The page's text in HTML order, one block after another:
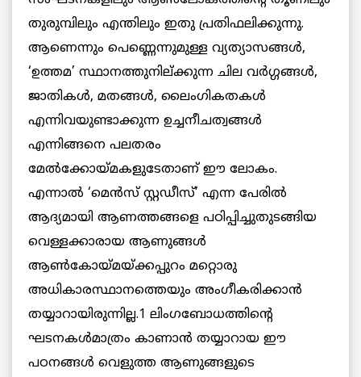
തുരുമ്പിലും എന്തിലും ഇതു പ്രതിഫലിക്കുന്നു.
ആണെന്നും പെണ്ണെന്നുമുള്ള വ്യത്യാസങ്ങള്‍,
‘ഉത്തമ’ സ്ഥാനത്തുനില്ക്കുന്ന ചില വര്‍ഗ്ഗങ്ങള്‍,
ജാതികള്‍, മതങ്ങള്‍, ലൈംഗികതകള്‍
എന്നിവയുണ്ടാക്കുന്ന ഉച്ചനീചത്വങ്ങള്‍
എന്നിങ്ങനെ പലതരം
മേല്‍ക്കോയ്മകളുടേതാണ് ഈ ലോകം.
എന്നാല്‍ ‘മെന്‍സ് സ്റ്റഡീസ്’ എന്ന പേരില്‍
ആദ്യമായി ആണത്തങ്ങളെ പഠിപ്പിച്ചുതുടങ്ങിയ
വെള്ളക്കാരായ ആണുങ്ങള്‍
ആണ്‍കോയ്മയ്ക്കപ്പുറം മറ്റൊരു
അധികാരസ്ഥാനത്തെയും അംഗീകരിക്കാന്‍
തയ്യാറായിരുന്നില്ല.1 ലിംഗബോധത്തിന്റെ
ഘടനകള്‍മാത്രം കാണാന്‍ തയ്യാറായ ഈ
പഠനങ്ങള്‍ വെളുത്ത ആണുങ്ങളുടെ